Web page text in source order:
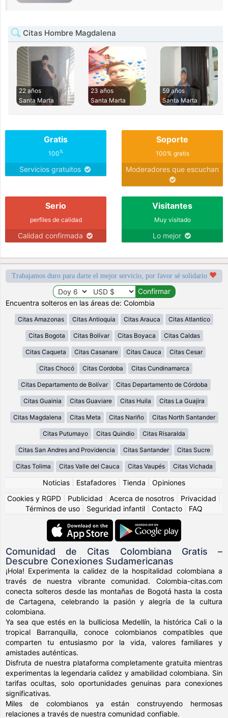
Citas Hombre Magdalena
22 años
Santa Marta
23 años
Santa Marta
59 años
Santa Marta
Gratis
100%
Servicios gratuitos
Soporte
100% gratis
Moderadores que escuchan
Serio
perfiles de calidad
Calidad confirmada
Visitantes
Muy visitado
Lo mejor
Trabajamos duro para darte el mejor servicio, por favor sé solidario
Encuentra solteros en las áreas de: Colombia
Citas Amazonas Citas Antioquia Citas Arauca Citas Atlantico
Citas Bogota Citas Bolívar Citas Boyaca Citas Caldas
Citas Caqueta Citas Casanare Citas Cauca Citas Cesar
Citas Chocó Citas Cordoba Citas Cundinamarca
Citas Departamento de Bolívar Citas Departamento de Córdoba
Citas Guainia Citas Guaviare Citas Huila Citas La Guajira
Citas Magdalena Citas Meta Citas Nariño Citas North Santander
Citas Putumayo Citas Quindio Citas Risaralda
Citas San Andres and Providencia Citas Santander Citas Sucre
Citas Tolima Citas Valle del Cauca Citas Vaupés Citas Vichada
Noticias Estafadores Tienda
Opiniones
Cookies y RGPD
Publicidad Acerca de nosotros Privacidad
Términos de uso
Seguridad infantil Contacto FAQ
Comunidad de Citas Colombiana Gratis –
Descubre Conexiones Sudamericanas
¡Hola! Experimenta la calidez de la hospitalidad colombiana a
través de nuestra vibrante comunidad. Colombia-citas.com
conecta solteros desde las montañas de Bogotá hasta la costa
de Cartagena, celebrando la pasión y alegría de la cultura
colombiana.
Ya sea que estés en la bulliciosa Medellín, la histórica Cali o la
tropical Barranquilla, conoce colombianos compatibles que
comparten tu entusiasmo por la vida, valores familiares y
amistades auténticas.
Disfruta de nuestra plataforma completamente gratuita mientras
experimentas la legendaria calidez y amabilidad colombiana. Sin
tarifas ocultas, solo oportunidades genuinas para conexiones
significativas.
Miles de colombianos ya están construyendo hermosas
relaciones a través de nuestra comunidad confiable.